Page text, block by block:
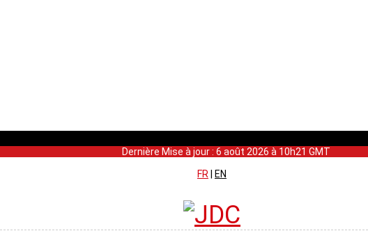
Dernière Mise à jour : 6 août 2026 à 10h21 GMT
FR
EN